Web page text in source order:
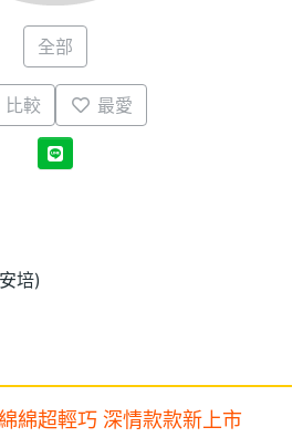
全部
比較 最愛
培)
綿超輕巧 深情款款新上市